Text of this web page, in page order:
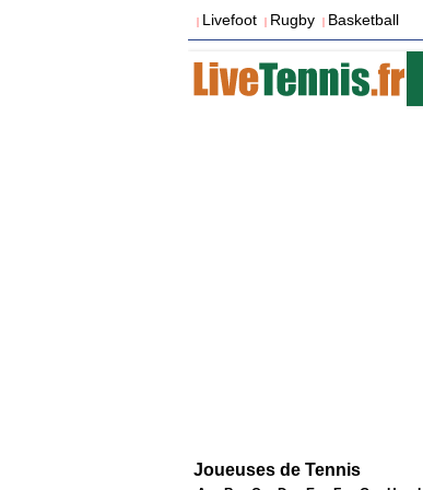
| Livefoot | Rugby | Basketball
Joueuses de Tennis